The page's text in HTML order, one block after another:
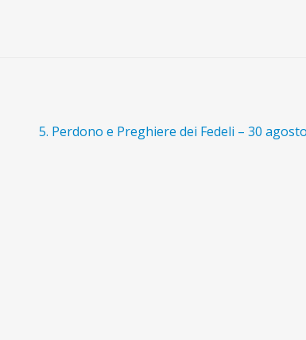
Articolo
5. Perdono e Preghiere dei Fedeli – 30